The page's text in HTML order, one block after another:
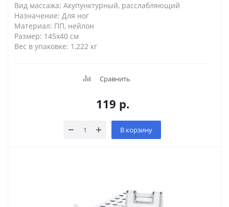
Вид массажа: Акупунктурный, расслабляющий
Назначение: Для ног
Материал: ПП, нейлон
Размер: 145х40 см
Вес в упаковке: 1,222 кг
Сравнить
119 р.
В корзину